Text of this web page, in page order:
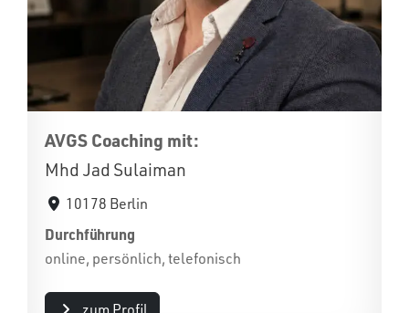
AVGS Coaching mit:
Mhd Jad Sulaiman
10178 Berlin
Durchführung
online, persönlich, telefonisch
zum Profil